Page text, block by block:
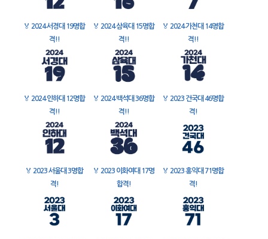
🏅 2024 서경대 19명합
격!!
🏅 2024 삼육대 15명합
격!!
🏅 2024 가천대 14명합
격!!
🏅 2024 인하대 12명합
격!!
🏅 2024 백석대 36명합
격!!
🏅 2023 건국대 46명합
격!
🏅 2023 서울대 3명합
격!
🏅 2023 이화여대 17명
합격!
🏅 2023 홍익대 71명합
격!